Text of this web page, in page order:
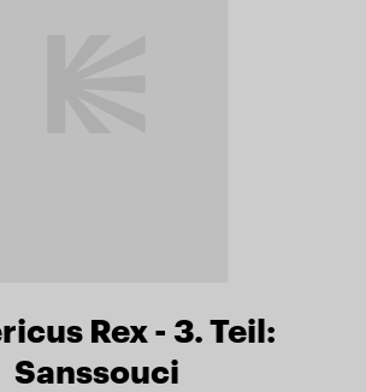
Rex - 3. Teil:
Sanssouci